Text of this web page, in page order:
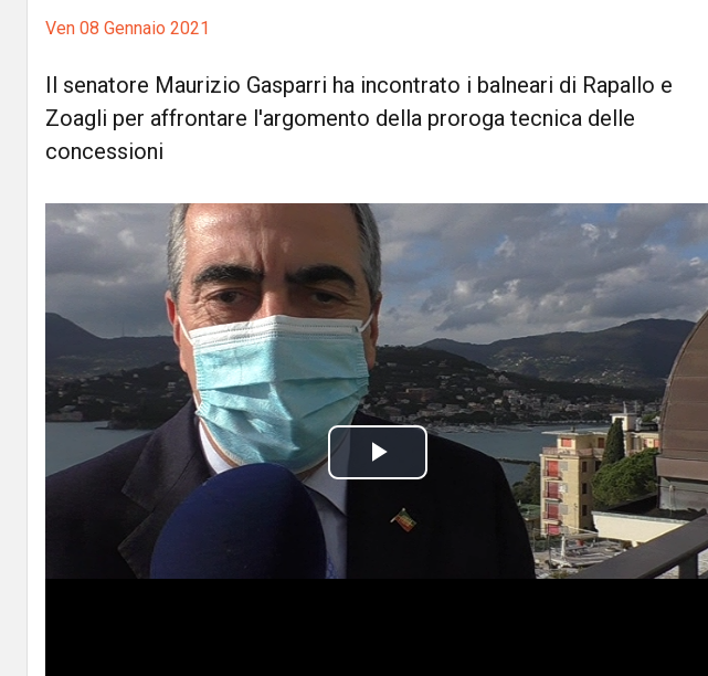
Ven 08 Gennaio 2021
Il senatore Maurizio Gasparri ha incontrato i balneari di Rapallo e
Zoagli per affrontare l'argomento della proroga tecnica delle
concessioni
P